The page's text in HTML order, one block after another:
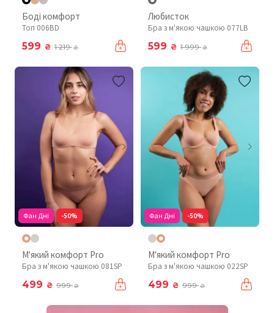
Боді комфорт
Топ 006BD
599 ₴ 1 219₴
Любисток
Бра з м'якою чашкою 077LB
599 ₴ 1 999₴
Фан Дні -50%
М'який комфорт Pro
Бра з м'якою чашкою 081SP
499 ₴ 999₴
Фан Дні -50%
М'який комфорт Pro
Бра з м'якою чашкою 022SP
499 ₴ 999₴